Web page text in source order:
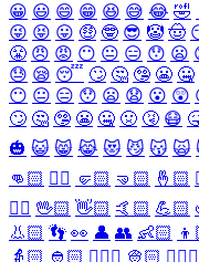
😀 😃 😄 😁 😆 😅 😂 🤣
😜 😝 😛 🤑 🤓 😎 🤡 🤠
😤 😠 😡 😶 😐 😑 😯 😦
😓 😪 😴 🙄 🤔 🤥 😬 🤐
😶 😐 😑 😯 😦 😧 😮 😲
🙄 🤔 🤥 😬 🤐 🤢 🤧 😷
🎃 😺 😸 😹 😻 😼 😽 🙀
👊🏻 ✊🏻 🤛🏻 🤜🏻 🤞🏻
🖐🏻 🖖🏻 👋🏻 🤙🏻 💪🏻
👃🏻 👣 👀 👤 👥 👶🏻
👵🏻 👲🏻 👳🏻‍♀️ 👳🏻 👮🏻‍♀️